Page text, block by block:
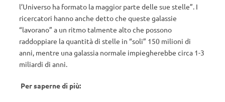
l’Universo ha formato la maggior parte delle sue stelle”. I
ricercatori hanno anche detto che queste galassie
“lavorano” a un ritmo talmente alto che possono
raddoppiare la quantità di stelle in “soli” 150 milioni di
anni, mentre una galassia normale impiegherebbe circa 1-3
miliardi di anni.
Per saperne di più: